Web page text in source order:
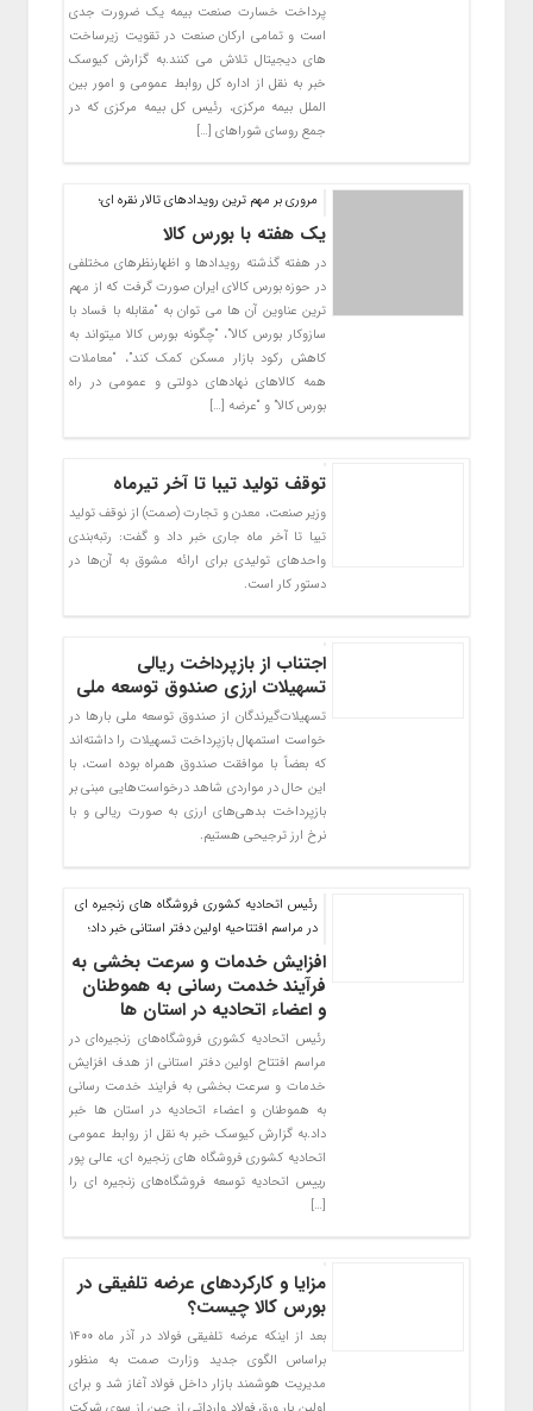
پرداخت خسارت صنعت بیمه یک ضرورت جدی
است و تمامی ارکان صنعت در تقویت زیرساخت
های دیجیتال تلاش می کنند.به گزارش کیوسک
خبر به نقل از اداره کل روابط عمومی و امور بین
الملل بیمه مرکزی، رئیس کل بیمه مرکزی که در
جمع روسای شوراهای […]
مروری بر مهم ترین رویدادهای تالار نقره ای؛
یک هفته با بورس کالا
در هفته گذشته رویدادها و اظهارنظرهای مختلفی
در حوزه بورس کالای ایران صورت گرفت که از مهم
ترین عناوین آن ها می توان به “مقابله با فساد با
سازوکار بورس کالا”، “چگونه بورس کالا میتواند به
کاهش رکود بازار مسکن کمک کند”، “معاملات
همه کالاهای نهادهای دولتی و عمومی در راه
بورس کالا” و “عرضه […]
توقف تولید تیبا تا آخر تیرماه
وزیر صنعت، معدن و تجارت (صمت) از نوقف تولید
تیبا تا آخر ماه جاری خبر داد و گفت: رتبه‌بندی
واحدهای تولیدی برای ارائه مشوق به آن‌ها در
دستور کار است.
اجتناب از بازپرداخت ریالی
تسهیلات ارزی صندوق توسعه ملی
تسهیلات­‌گیرندگان از صندوق توسعه ملی بارها در
خواست استمهال بازپرداخت تسهیلات را داشته­‌اند
که بعضاً با موافقت صندوق همراه بوده است، با
این حال در مواردی شاهد درخواست­‌هایی مبنی بر
بازپرداخت بدهی­‌های ارزی به صورت ریالی و با
نرخ ارز ترجیحی هستیم.
رئیس اتحادیه کشوری فروشگاه های زنجیره ای
در مراسم افتتاحیه اولین دفتر استانی خبر داد؛
افزایش خدمات و سرعت بخشی به
فرآیند خدمت رسانی به هموطنان
و اعضاء اتحادیه در استان ها
رئیس اتحادیه کشوری فروشگاه‌های زنجیره‌ای در
مراسم افتتاح اولین دفتر استانی از هدف افزایش
خدمات و سرعت بخشی به فرایند خدمت رسانی
به هموطنان و اعضاء اتحادیه در استان ها خبر
داد.به گزارش کیوسک خبر به نقل از روابط عمومی
اتحادیه کشوری فروشگاه های زنجیره ای، عالی پور
رییس اتحادیه توسعه فروشگاه‌های زنجیره ای را
[…]
مزایا و کارکردهای عرضه تلفیقی در
بورس کالا چیست؟
بعد از اینکه عرضه تلفیقی فولاد در آذر ماه ۱۴۰۰
براساس الگوی جدید وزارت صمت به منظور
مدیریت هوشمند بازار داخل فولاد آغاز شد و برای